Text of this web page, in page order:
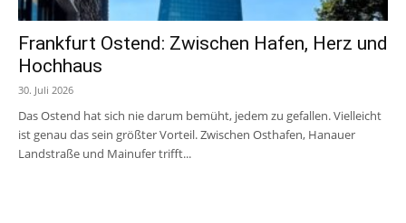
Frankfurt Ostend: Zwischen Hafen, Herz und
Hochhaus
30. Juli 2026
Das Ostend hat sich nie darum bemüht, jedem zu gefallen. Vielleicht
ist genau das sein größter Vorteil. Zwischen Osthafen, Hanauer
Landstraße und Mainufer trifft...